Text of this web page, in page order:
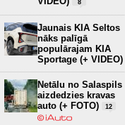
apdzīšanas manevru veic
bīstami (+ VIDEO)
26
8
Jaunais KIA Seltos
nāks palīgā
populārajam KIA
Sportage (+ VIDEO)
Netālu no Salaspils
aizdedzies kravas
auto (+ FOTO)
12